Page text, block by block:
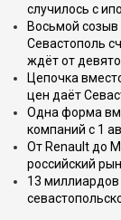
случилось с
Восьмой
Севастополь
ждёт от
Цепочка
цен даёт
Одна форма
компаний с 1
От Renault до
российский
13 миллиардов